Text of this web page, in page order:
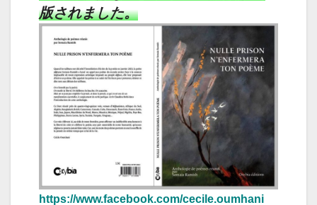
版されました。
https://www.facebook.com/cecile.oumhani